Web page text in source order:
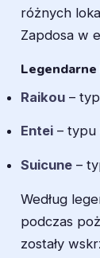
różnych
Zapdosa w
Legendarne
Raikou –
Entei – typu
Suicune –
Według
podczas
zostały